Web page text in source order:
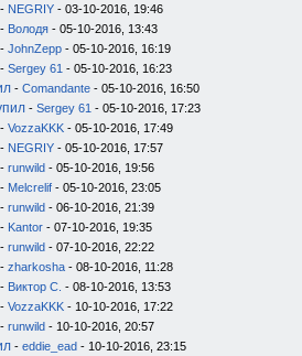
- NEGRIY - 03-10-2016, 19:46
- Володя - 05-10-2016, 13:43
- JohnZepp - 05-10-2016, 16:19
- Sergey 61 - 05-10-2016, 16:23
- Comandante - 05-10-2016, 16:50
- Sergey 61 - 05-10-2016, 17:23
- VozzaKKK - 05-10-2016, 17:49
- NEGRIY - 05-10-2016, 17:57
- runwild - 05-10-2016, 19:56
- Melcrelif - 05-10-2016, 23:05
- runwild - 06-10-2016, 21:39
- Kantor - 07-10-2016, 19:35
- runwild - 07-10-2016, 22:22
- zharkosha - 08-10-2016, 11:28
- Виктор С. - 08-10-2016, 13:53
- VozzaKKK - 10-10-2016, 17:22
- runwild - 10-10-2016, 20:57
- eddie_ead - 10-10-2016, 23:15